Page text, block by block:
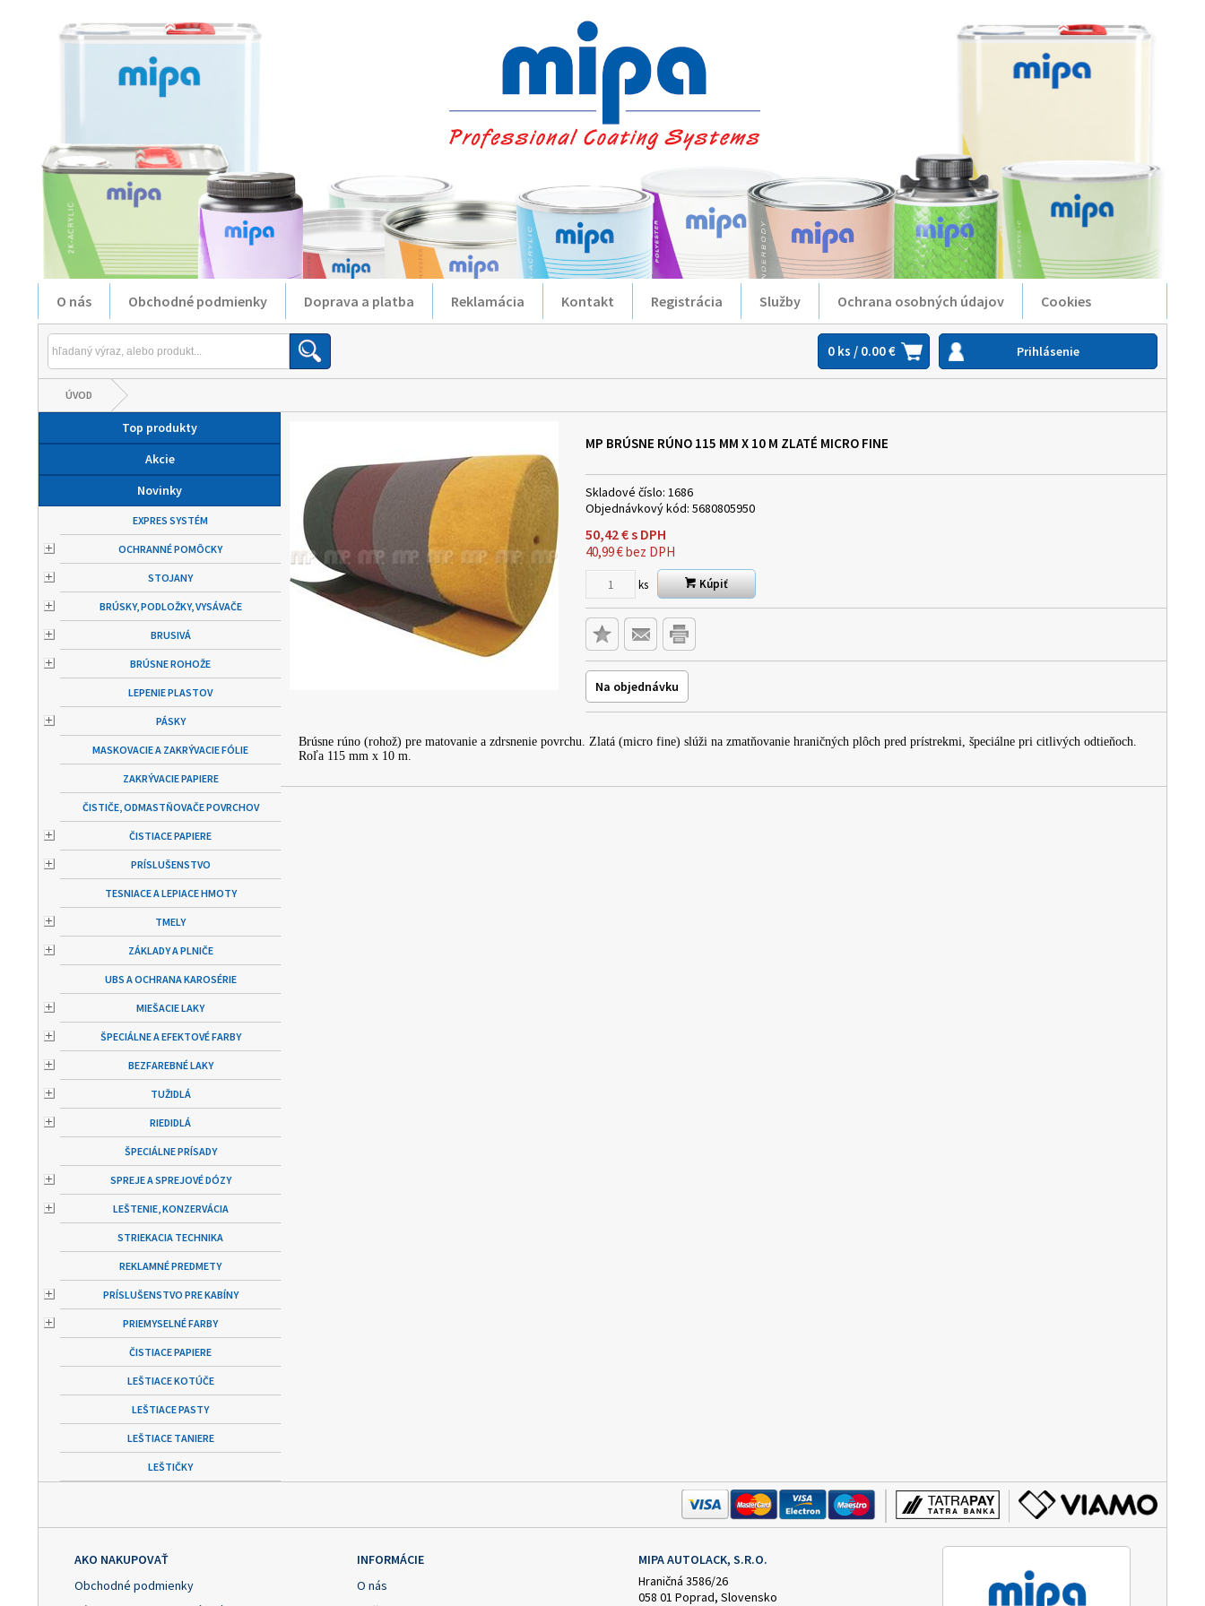
O nás Obchodné podmienky Doprava a platba Reklamácia Kontakt Registrácia Služby Ochrana osobných údajov Cookies
0 ks / 0.00 € Prihlásenie
ÚVOD
Top produkty
Akcie
Novinky
EXPRES SYSTÉM
OCHRANNÉ POMÔCKY
STOJANY
BRÚSKY, PODLOŽKY, VYSÁVAČE
BRUSIVÁ
BRÚSNE ROHOŽE
LEPENIE PLASTOV
PÁSKY
MASKOVACIE A ZAKRÝVACIE FÓLIE
ZAKRÝVACIE PAPIERE
ČISTIČE, ODMASTŇOVAČE POVRCHOV
ČISTIACE PAPIERE
PRÍSLUŠENSTVO
TESNIACE A LEPIACE HMOTY
TMELY
ZÁKLADY A PLNIČE
UBS A OCHRANA KAROSÉRIE
MIEŠACIE LAKY
ŠPECIÁLNE A EFEKTOVÉ FARBY
BEZFAREBNÉ LAKY
TUŽIDLÁ
RIEDIDLÁ
ŠPECIÁLNE PRÍSADY
SPREJE A SPREJOVÉ DÓZY
LEŠTENIE, KONZERVÁCIA
STRIEKACIA TECHNIKA
REKLAMNÉ PREDMETY
PRÍSLUŠENSTVO PRE KABÍNY
PRIEMYSELNÉ FARBY
ČISTIACE PAPIERE
LEŠTIACE KOTÚČE
LEŠTIACE PASTY
LEŠTIACE TANIERE
LEŠTIČKY
MP BRÚSNE RÚNO 115 MM X 10 M ZLATÉ MICRO FINE
Skladové číslo: 1686
Objednávkový kód: 5680805950
50,42€s DPH
40,99€bez DPH
ks Kúpiť
Na objednávku
Brúsne rúno (rohož) pre matovanie a zdrsnenie povrchu. Zlatá (micro fine) slúži na zmatňovanie hraničných plôch pred prístrekmi, špeciálne pri citlivých odtieňoch.
Roľa 115 mm x 10 m.
AKO NAKUPOVAŤ
Obchodné podmienky
INFORMÁCIE
O nás
MIPA AUTOLACK, S.R.O.
Hraničná 3586/26
058 01 Poprad, Slovensko